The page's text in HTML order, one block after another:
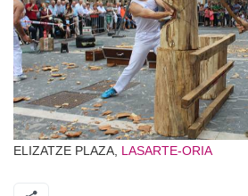
ELIZATZE PLAZA, LASARTE-ORIA